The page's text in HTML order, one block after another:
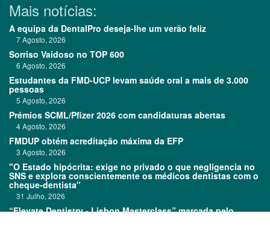
Mais notícias:
A equipa da DentalPro deseja-lhe um verão feliz
7 Agosto, 2026
Sorriso Vaidoso no TOP 600
6 Agosto, 2026
Estudantes da FMD-UCP levam saúde oral a mais de 3.000
pessoas
5 Agosto, 2026
Prémios SCML/Pfizer 2026 com candidaturas abertas
4 Agosto, 2026
FMDUP obtém acreditação máxima da EFP
3 Agosto, 2026
"O Estado hipócrita: exige no privado o que negligencia no
SNS e explora conscientemente os médicos dentistas com o
cheque-dentista"
31 Julho, 2026
“Elevate Dentistry - Lisbon Masterclass” marcada pelo